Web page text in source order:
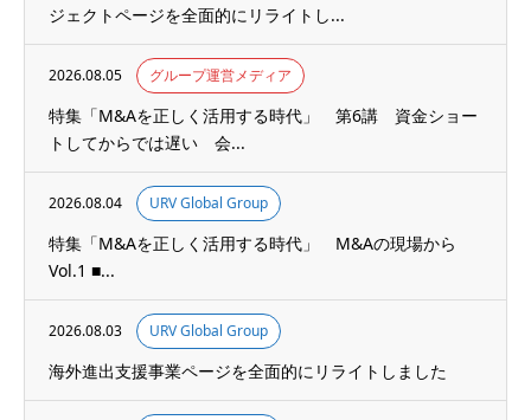
ジェクトページを全面的にリライトし...
2026.08.05 グループ運営メディア
特集「M&Aを正しく活用する時代」 第6講 資金ショー
トしてからでは遅い 会...
2026.08.04 URV Global Group
特集「M&Aを正しく活用する時代」 M&Aの現場から
Vol.1 ■...
2026.08.03 URV Global Group
海外進出支援事業ページを全面的にリライトしました